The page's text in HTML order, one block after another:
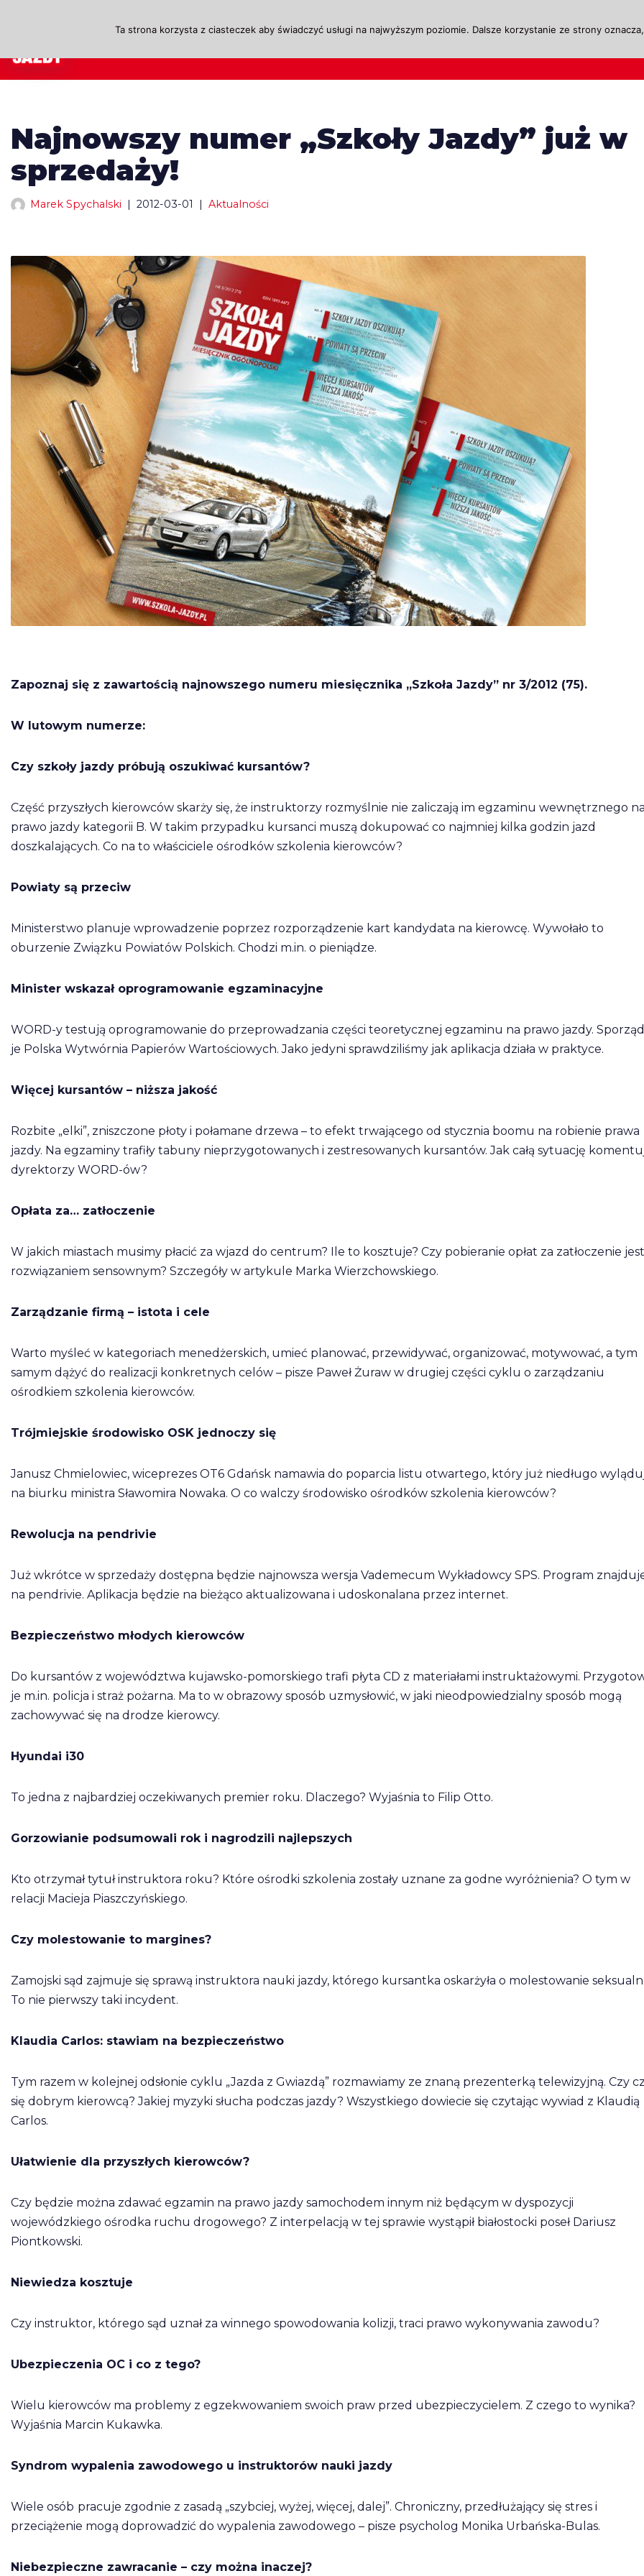
do
treści
Najnowszy numer „Szkoły Jazdy” już w
sprzedaży!
Marek Spychalski 2012-03-01 Aktualności
Zapoznaj się z zawartością najnowszego numeru miesięcznika „Szkoła Jazdy” nr 3/2012 (75).
W lutowym numerze:
Czy szkoły jazdy próbują oszukiwać kursantów?
Część przyszłych kierowców skarży się, że instruktorzy rozmyślnie nie zaliczają im egzaminu wewnętrznego
prawo jazdy kategorii B. W takim przypadku kursanci muszą dokupować co najmniej kilka godzin jazd
doszkalających. Co na to właściciele ośrodków szkolenia kierowców?
Powiaty są przeciw
Ministerstwo planuje wprowadzenie poprzez rozporządzenie kart kandydata na kierowcę. Wywołało to
oburzenie Związku Powiatów Polskich. Chodzi m.in. o pieniądze.
Minister wskazał oprogramowanie egzaminacyjne
WORD-y testują oprogramowanie do przeprowadzania części teoretycznej egzaminu na prawo jazdy.
je Polska Wytwórnia Papierów Wartościowych. Jako jedyni sprawdziliśmy jak aplikacja działa w praktyce.
Więcej kursantów – niższa jakość
Rozbite „elki”, zniszczone płoty i połamane drzewa – to efekt trwającego od stycznia boomu na robienie prawa
jazdy. Na egzaminy trafiły tabuny nieprzygotowanych i zestresowanych kursantów. Jak całą sytuację
dyrektorzy WORD-ów?
Opłata za… zatłoczenie
W jakich miastach musimy płacić za wjazd do centrum? Ile to kosztuje? Czy pobieranie opłat za zatłoczenie jest
rozwiązaniem sensownym? Szczegóły w artykule Marka Wierzchowskiego.
Zarządzanie firmą – istota i cele
Warto myśleć w kategoriach menedżerskich, umieć planować, przewidywać, organizować, motywować, a tym
samym dążyć do realizacji konkretnych celów – pisze Paweł Żuraw w drugiej części cyklu o zarządzaniu
ośrodkiem szkolenia kierowców.
Trójmiejskie środowisko OSK jednoczy się
Janusz Chmielowiec, wiceprezes OT6 Gdańsk namawia do poparcia listu otwartego, który już niedługo
na biurku ministra Sławomira Nowaka. O co walczy środowisko ośrodków szkolenia kierowców?
Rewolucja na pendrivie
Już wkrótce w sprzedaży dostępna będzie najnowsza wersja Vademecum Wykładowcy SPS. Program
na pendrivie. Aplikacja będzie na bieżąco aktualizowana i udoskonalana przez internet.
Bezpieczeństwo młodych kierowców
Do kursantów z województwa kujawsko-pomorskiego trafi płyta CD z materiałami instruktażowymi.
je m.in. policja i straż pożarna. Ma to w obrazowy sposób uzmysłowić, w jaki nieodpowiedzialny sposób mogą
zachowywać się na drodze kierowcy.
Hyundai i30
To jedna z najbardziej oczekiwanych premier roku. Dlaczego? Wyjaśnia to Filip Otto.
Gorzowianie podsumowali rok i nagrodzili najlepszych
Kto otrzymał tytuł instruktora roku? Które ośrodki szkolenia zostały uznane za godne wyróżnienia? O tym w
relacji Macieja Piaszczyńskiego.
Czy molestowanie to margines?
Zamojski sąd zajmuje się sprawą instruktora nauki jazdy, którego kursantka oskarżyła o molestowanie
To nie pierwszy taki incydent.
Klaudia Carlos: stawiam na bezpieczeństwo
Tym razem w kolejnej odsłonie cyklu „Jazda z Gwiazdą” rozmawiamy ze znaną prezenterką telewizyjną. Czy
się dobrym kierowcą? Jakiej myzyki słucha podczas jazdy? Wszystkiego dowiecie się czytając wywiad z Klaudią
Carlos.
Ułatwienie dla przyszłych kierowców?
Czy będzie można zdawać egzamin na prawo jazdy samochodem innym niż będącym w dyspozycji
wojewódzkiego ośrodka ruchu drogowego? Z interpelacją w tej sprawie wystąpił białostocki poseł Dariusz
Piontkowski.
Niewiedza kosztuje
Czy instruktor, którego sąd uznał za winnego spowodowania kolizji, traci prawo wykonywania zawodu?
Ubezpieczenia OC i co z tego?
Wielu kierowców ma problemy z egzekwowaniem swoich praw przed ubezpieczycielem. Z czego to wynika?
Wyjaśnia Marcin Kukawka.
Syndrom wypalenia zawodowego u instruktorów nauki jazdy
Wiele osób pracuje zgodnie z zasadą „szybciej, wyżej, więcej, dalej”. Chroniczny, przedłużający się stres i
przeciążenie mogą doprowadzić do wypalenia zawodowego – pisze psycholog Monika Urbańska-Bulas.
Niebezpieczne zawracanie – czy można inaczej?
Ta strona korzysta z ciasteczek aby świadczyć usługi na najwyższym poziomie. Dalsze korzystanie ze strony